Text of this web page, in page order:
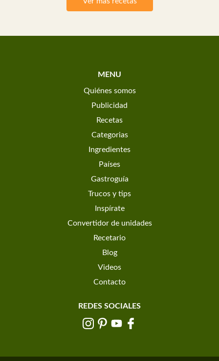
MENU
Quiénes somos
Publicidad
Recetas
Categorias
Ingredientes
Países
Gastroguía
Trucos y tips
Inspírate
Convertidor de unidades
Recetario
Blog
Videos
Contacto
REDES SOCIALES